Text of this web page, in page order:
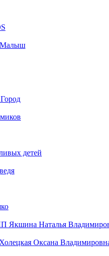
Малыш
детей
Якшина Наталья
Оксана